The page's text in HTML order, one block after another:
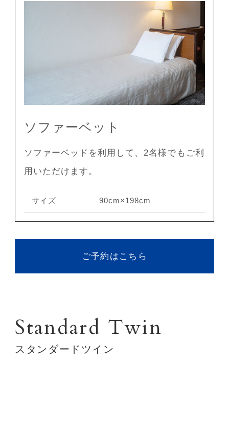
ソファーベット
ソファーベッドを利用して、2名様でもご利
用いただけます。
サイズ 90cm×198cm
ご予約はこちら
Standard Twin
スタンダードツイン